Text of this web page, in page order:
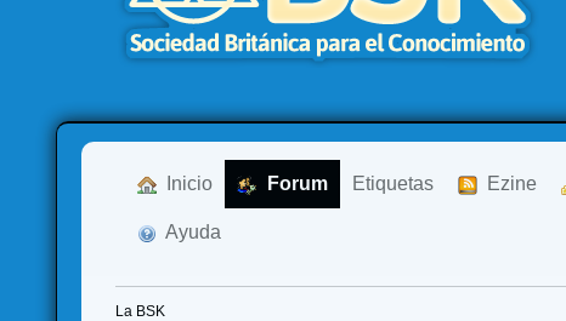
Inicio Forum Etiquetas Ezine
Ayuda
La BSK